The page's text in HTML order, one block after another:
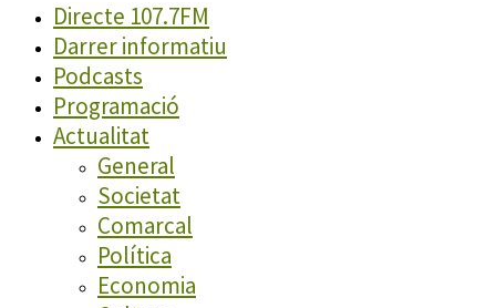
Directe 107.7FM
Darrer informatiu
Podcasts
Programació
Actualitat
General
Societat
Comarcal
Política
Economia